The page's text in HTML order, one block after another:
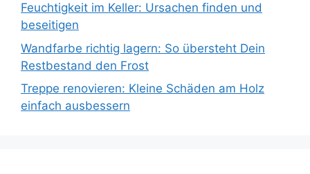
Feuchtigkeit im Keller: Ursachen finden und
beseitigen
Wandfarbe richtig lagern: So übersteht Dein
Restbestand den Frost
Treppe renovieren: Kleine Schäden am Holz
einfach ausbessern